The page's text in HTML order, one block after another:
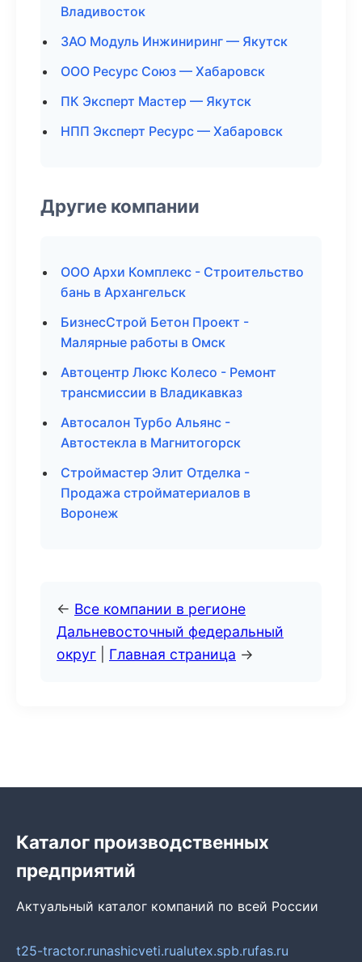
Владивосток
ЗАО Модуль Инжиниринг — Якутск
ООО Ресурс Союз — Хабаровск
ПК Эксперт Мастер — Якутск
НПП Эксперт Ресурс — Хабаровск
Другие компании
ООО Архи Комплекс - Строительство
бань в Архангельск
БизнесСтрой Бетон Проект -
Малярные работы в Омск
Автоцентр Люкс Колесо - Ремонт
трансмиссии в Владикавказ
Автосалон Турбо Альянс -
Автостекла в Магнитогорск
Строймастер Элит Отделка -
Продажа стройматериалов в
Воронеж
← Все компании в регионе
Дальневосточный федеральный
округ
Главная страница →
Каталог производственных
предприятий
Актуальный каталог компаний по всей России
t25-tractor.runashicveti.rualutex.spb.rufas.ru